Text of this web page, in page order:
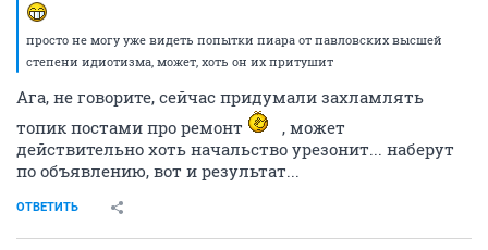
просто не могу уже видеть попытки пиара от павловских высшей
степени идиотизма, может, хоть он их притушит
Ага, не говорите, сейчас придумали захламлять
топик постами про ремонт
, может
действительно хоть начальство урезонит... наберут
по объявлению, вот и результат...
ОТВЕТИТЬ